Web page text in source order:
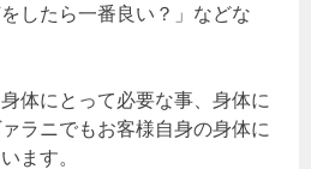
したら一番良い？」などな
体にとって必要な事、身体に
ラニでもお客様自身の身体に
ます。